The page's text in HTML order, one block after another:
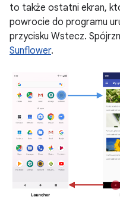
to także ostatni ekran,
powrocie do programu
przycisku Wstecz.
Sunflower.